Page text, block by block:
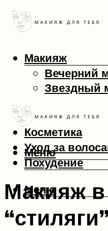
Макияж
Вечерний
Звездный
Макияж
Макияж
Косметика
Уход за
Похудение
Меню
Меню
Макияж в
“стиляги”